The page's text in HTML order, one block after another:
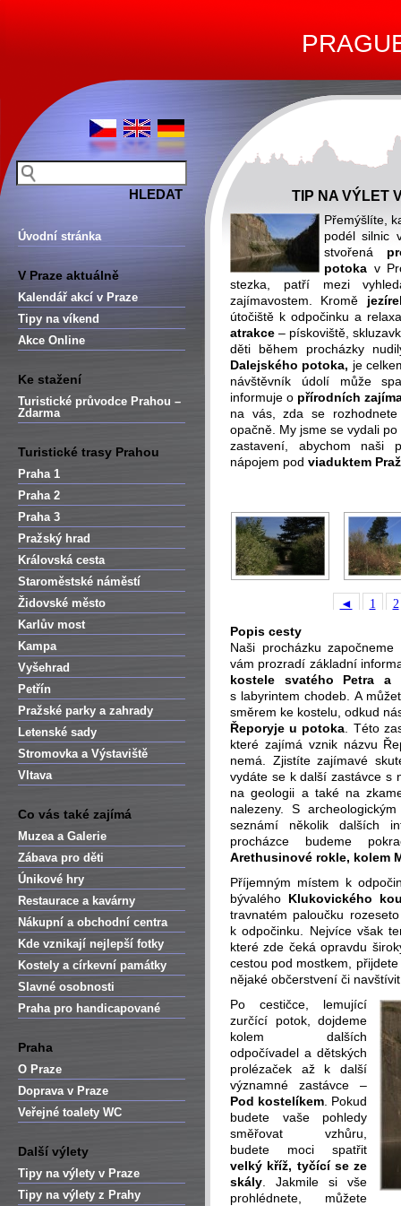
Úvodní stránka
V Praze aktuálně
Kalendář akcí v Praze
Tipy na víkend
Akce Online
Ke stažení
Turistické průvodce Prahou –
Zdarma
Turistické trasy Prahou
Praha 1
Praha 2
Praha 3
Pražský hrad
Královská cesta
Staroměstské náměstí
Židovské město
Karlův most
Kampa
Vyšehrad
Petřín
Pražské parky a zahrady
Letenské sady
Stromovka a Výstaviště
Vltava
Co vás také zajímá
Muzea a Galerie
Zábava pro děti
Únikové hry
Restaurace a kavárny
Nákupní a obchodní centra
Kde vznikají nejlepší fotky
Kostely a církevní památky
Slavné osobnosti
Praha pro handicapované
Praha
O Praze
Doprava v Praze
Veřejné toalety WC
Další výlety
Tipy na výlety v Praze
Tipy na výlety z Prahy
TIP NA VÝLET
Přemýšlíte,
podél silnic
stvořená
potoka v
stezka, patří mezi
zajímavostem. Kromě
útočiště k odpočinku a
atrakce – pískoviště,
děti během procházky
Dalejského potoka, je
návštěvník údolí může
informuje o přírodních
na vás, zda se
opačně. My jsme se vydali
zastavení, abychom naši
nápojem pod viaduktem
◄ 1
2
Popis cesty
Naši procházku
vám prozradí základní
kostele svatého Petra a
s labyrintem chodeb. A
směrem ke kostelu, odkud
Řeporyje u potoka . Této
které zajímá vznik názvu
nemá. Zjistíte zajímavé
vydáte se k další zastávce s
na geologii a také na
nalezeny. S
seznámí několik dalších
procházce budeme
Arethusinové rokle, kolem
Příjemným místem k
bývalého Klukovického
travnatém paloučku
k odpočinku. Nejvíce však
které zde čeká opravdu
cestou pod mostkem,
nějaké občerstvení či
Po cestičce, lemující
zurčící potok, dojdeme
kolem dalších
odpočívadel a dětských
prolézaček až k další
významné zastávce –
Pod kostelíkem . Pokud
budete vaše pohledy
směřovat vzhůru,
budete moci spatřit
velký kříž, tyčící se ze
skály . Jakmile si vše
prohlédnete, můžete